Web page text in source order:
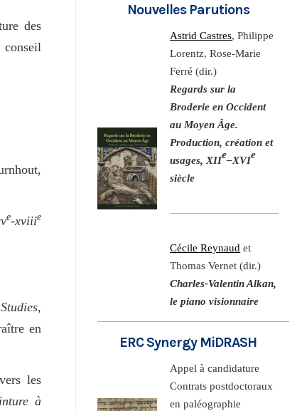
des
e-xviiie
en
les
à
Nouvelles Parutions
Astrid Castres, Philippe
Lorentz, Rose-Marie
Ferré (dir.)
Regards sur la
Broderie en Occident
au Moyen Âge.
Production, création et
usages, XIIe–XVIe
siècle
Cécile Reynaud et
Thomas Vernet (dir.)
Charles-Valentin Alkan,
le piano visionnaire
ERC Synergy MiDRASH
Appel à candidature
Contrats postdoctoraux
en paléographie